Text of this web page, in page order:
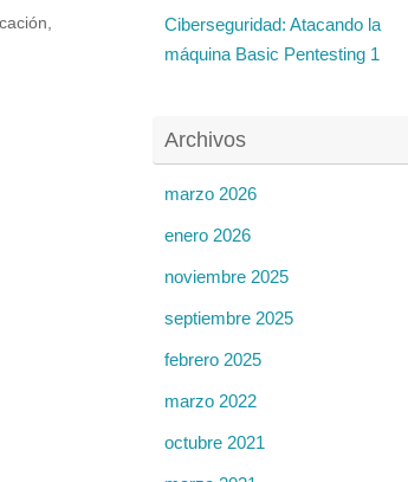
,
Ciberseguridad: Atacando la
máquina Basic Pentesting 1
Archivos
marzo 2026
enero 2026
noviembre 2025
septiembre 2025
febrero 2025
marzo 2022
octubre 2021